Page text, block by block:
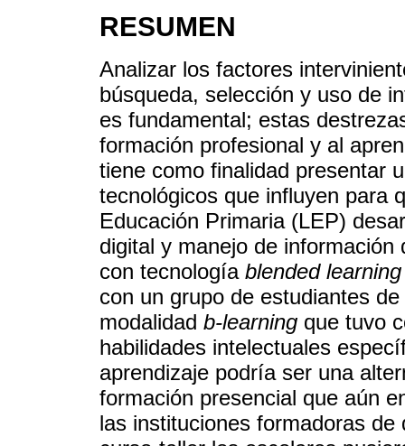
RESUMEN
Analizar los factores
búsqueda, selección y uso de
es fundamental; estas
formación profesional y al
tiene como finalidad presentar
tecnológicos que influyen para
Educación Primaria (LEP)
digital y manejo de
con tecnología blended learning
con un grupo de estudiantes
modalidad b-learning que tuvo
habilidades intelectuales
aprendizaje podría ser una
formación presencial que aún
las instituciones formadoras